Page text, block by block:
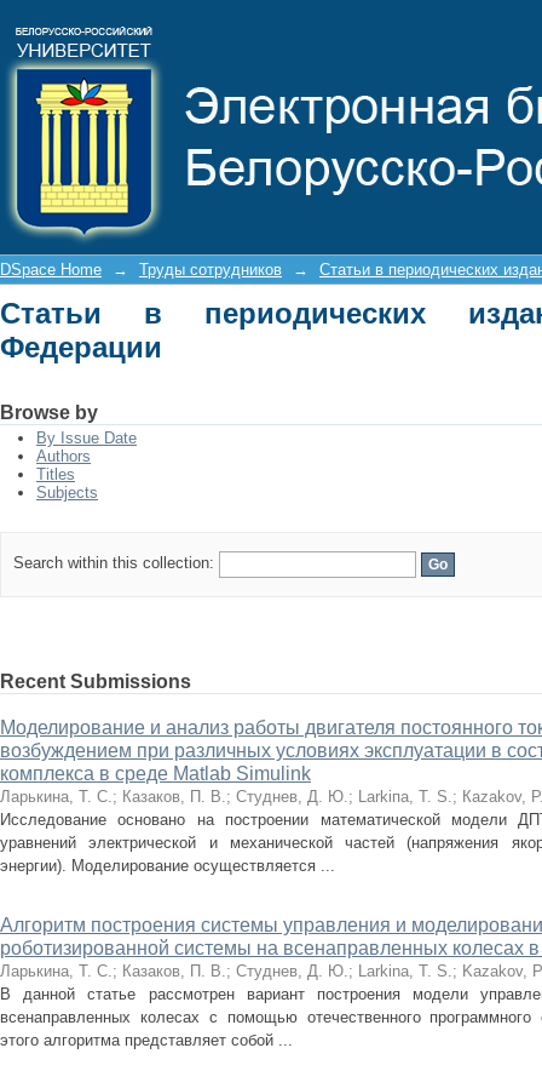
DSpace Home → Труды сотрудников → Статьи в периодических
Статьи в периодических
Федерации
Browse by
By Issue Date
Authors
Titles
Subjects
Search within this collection:
Recent Submissions
Моделирование и анализ работы двигателя постоянного
возбуждением при различных условиях эксплуатации в
комплекса в среде Matlab Simulink
Ларькина, Т. С.; Казаков, П. В.; Студнев, Д. Ю.; Lаrkiпа, Т. S.; Каzаkоv,
Исследование основано на построении математической модели
уравнений электрической и механической частей (напряжения
энергии). Моделирование осуществляется ...
Алгоритм построения системы управления и
роботизированной системы на всенаправленных колесах
Ларькина, Т. С.; Казаков, П. В.; Студнев, Д. Ю.; Larkina, T. S.; Kazakov,
В данной статье рассмотрен вариант построения модели
всенаправленных колесах с помощью отечественного программного
этого алгоритма представляет собой ...